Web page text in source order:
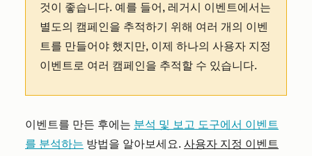
것이 좋습니다. 예를 들어, 레거시 이벤트에서는
별도의 캠페인을 추적하기 위해 여러 개의 이벤
트를 만들어야 했지만, 이제 하나의 사용자 지정
이벤트로 여러 캠페인을 추적할 수 있습니다.
이벤트를 만든 후에는 분석 및 보고 도구에서 이벤트
를 분석하는 방법을 알아보세요. 사용자 지정 이벤트